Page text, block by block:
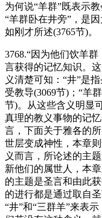
为何说“羊群”既表示
“羊群卧在井旁”，是
如刚才所述(3765节)。
3768.“因为他们饮羊
言获得的记忆知识。这
义清楚可知：“井”是
受教导(3069节)；“羊
节)。从这些含义明显
真理的教义事物的记
言，下面关于雅各的
世层变成神性，本章
义而言，所论述的主
新他们的属世人，本
的主题是圣言和由此
的进行都是通过取自
“井”和“三群羊”来表